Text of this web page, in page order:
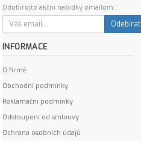
Odebírejte akční nabídky emailem:
Odebírat
INFORMACE
O firmě
Obchodní podmínky
Reklamační podmínky
Odstoupení od smlouvy
Ochrana osobních údajů